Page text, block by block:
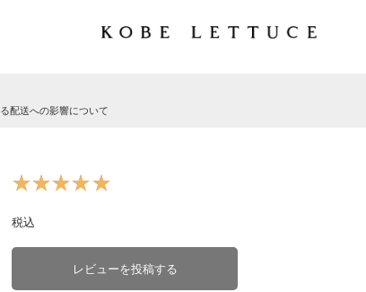
配送への影響について
★★★★★
★★★★★
税込
レビューを投稿する